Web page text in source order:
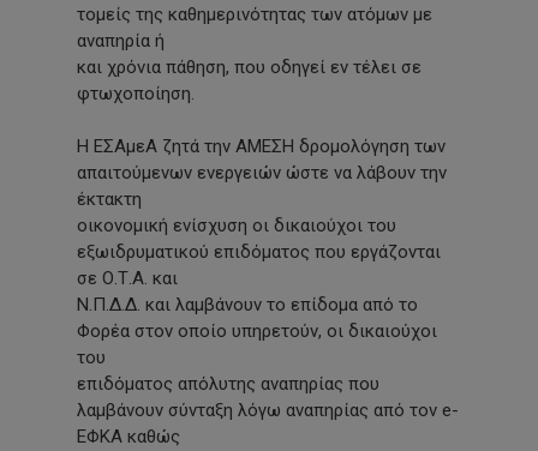
τομείς της καθημερινότητας των ατόμων με
αναπηρία ή
και χρόνια πάθηση, που οδηγεί εν τέλει σε
φτωχοποίηση.
Η ΕΣΑμεΑ ζητά την ΑΜΕΣΗ δρομολόγηση των
απαιτούμενων ενεργειών ώστε να λάβουν την
έκτακτη
οικονομική ενίσχυση οι δικαιούχοι του
εξωιδρυματικού επιδόματος που εργάζονται
σε Ο.Τ.Α. και
Ν.Π.Δ.Δ. και λαμβάνουν το επίδομα από το
Φορέα στον οποίο υπηρετούν, οι δικαιούχοι
του
επιδόματος απόλυτης αναπηρίας που
λαμβάνουν σύνταξη λόγω αναπηρίας από τον e-
ΕΦΚΑ καθώς